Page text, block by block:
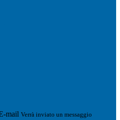
mail Verrà inviato un messaggio